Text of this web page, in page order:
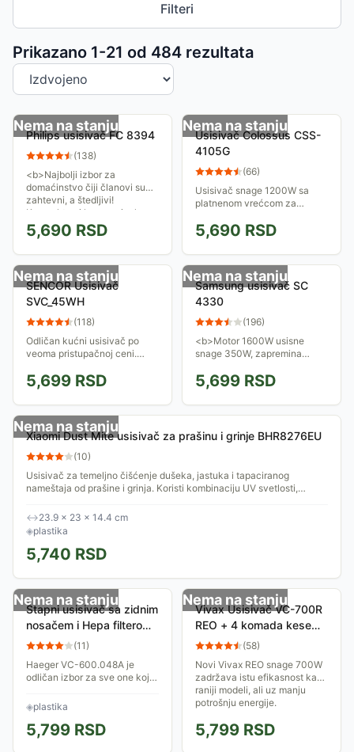
Filteri
Prikazano 1-21 od 484 rezultata
Sortiranje proizvoda
Nema na stanju
Philips usisivač FC 8394
(138)
<b>Najbolji izbor za
domaćinstvo čiji članovi su
zahtevni, a štedljivi!
Kompaktan i lagan, a ipak
snažan i efikasan! Privlačan i
karakterističan...
5,690 RSD
Nema na stanju
Usisivač Colossus CSS-
4105G
(66)
Usisivač snage 1200W sa
platnenom vrećcom za
Usisna snaga ovog usisivača
je 140W.
5,690 RSD
Nema na stanju
SENCOR Usisivač
SVC_45WH
(118)
Odličan kućni usisivač po
veoma pristupačnoj ceni.
prašinu i ima snagu 1400W.
Poseduje termostat za
pregrevanje motora,...
5,699 RSD
Nema na stanju
Samsung usisivač SC
4330
(196)
<b>Motor 1600W usisne
snage 350W, zapremina
namotavanje kabla ...</b>
5,699 RSD
Nema na stanju
Xiaomi Dust Mite usisivač za prašinu i grinje BHR8276EU
(10)
Usisivač za temeljno čišćenje dušeka, jastuka i tapaciranog
nameštaja od prašine i grinja. Koristi kombinaciju UV svetlosti,
↔23.9 × 23 × 14.4 cm
◈plastika
5,740 RSD
Nema na stanju
Štapni usisivač sa zidnim
nosačem i Hepa filterom
Haeger VC-600.048A
(11)
Haeger VC-600.048A je
odličan izbor za sve one koji
jednostavan za upotrebu
štapni usisivač. Njegove
brojne funkcije i...
◈plastika
5,799 RSD
Nema na stanju
Vivax Usisivač VC-700R
REO + 4 komada kese
jednokratne
(58)
Novi Vivax REO snage 700W
zadržava istu efikasnost kao i
raniji modeli, ali uz manju
potrošnju energije.
5,799 RSD